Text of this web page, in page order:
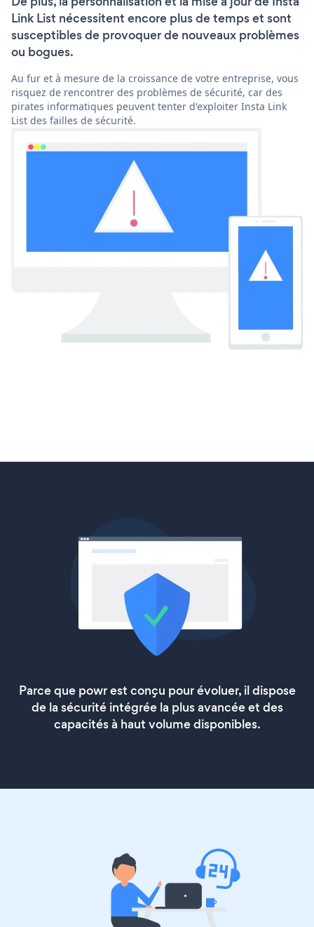
Link List nécessitent encore plus de temps et sont
susceptibles de provoquer de nouveaux problèmes
ou bogues.
Au fur et à mesure de la croissance de votre entreprise, vous
risquez de rencontrer des problèmes de sécurité, car des
pirates informatiques peuvent tenter d'exploiter Insta Link
List des failles de sécurité.
Parce que powr est conçu pour évoluer, il dispose
de la sécurité intégrée la plus avancée et des
capacités à haut volume disponibles.